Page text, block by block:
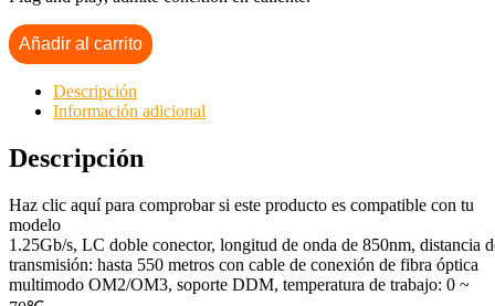
Añadir al carrito
Descripción
Información adicional
Descripción
Haz clic aquí para comprobar si este producto es compatible con tu
modelo
1.25Gb/s, LC doble conector, longitud de onda de 850nm, distancia
transmisión: hasta 550 metros con cable de conexión de fibra óptica
multimodo OM2/OM3, soporte DDM, temperatura de trabajo: 0 ~